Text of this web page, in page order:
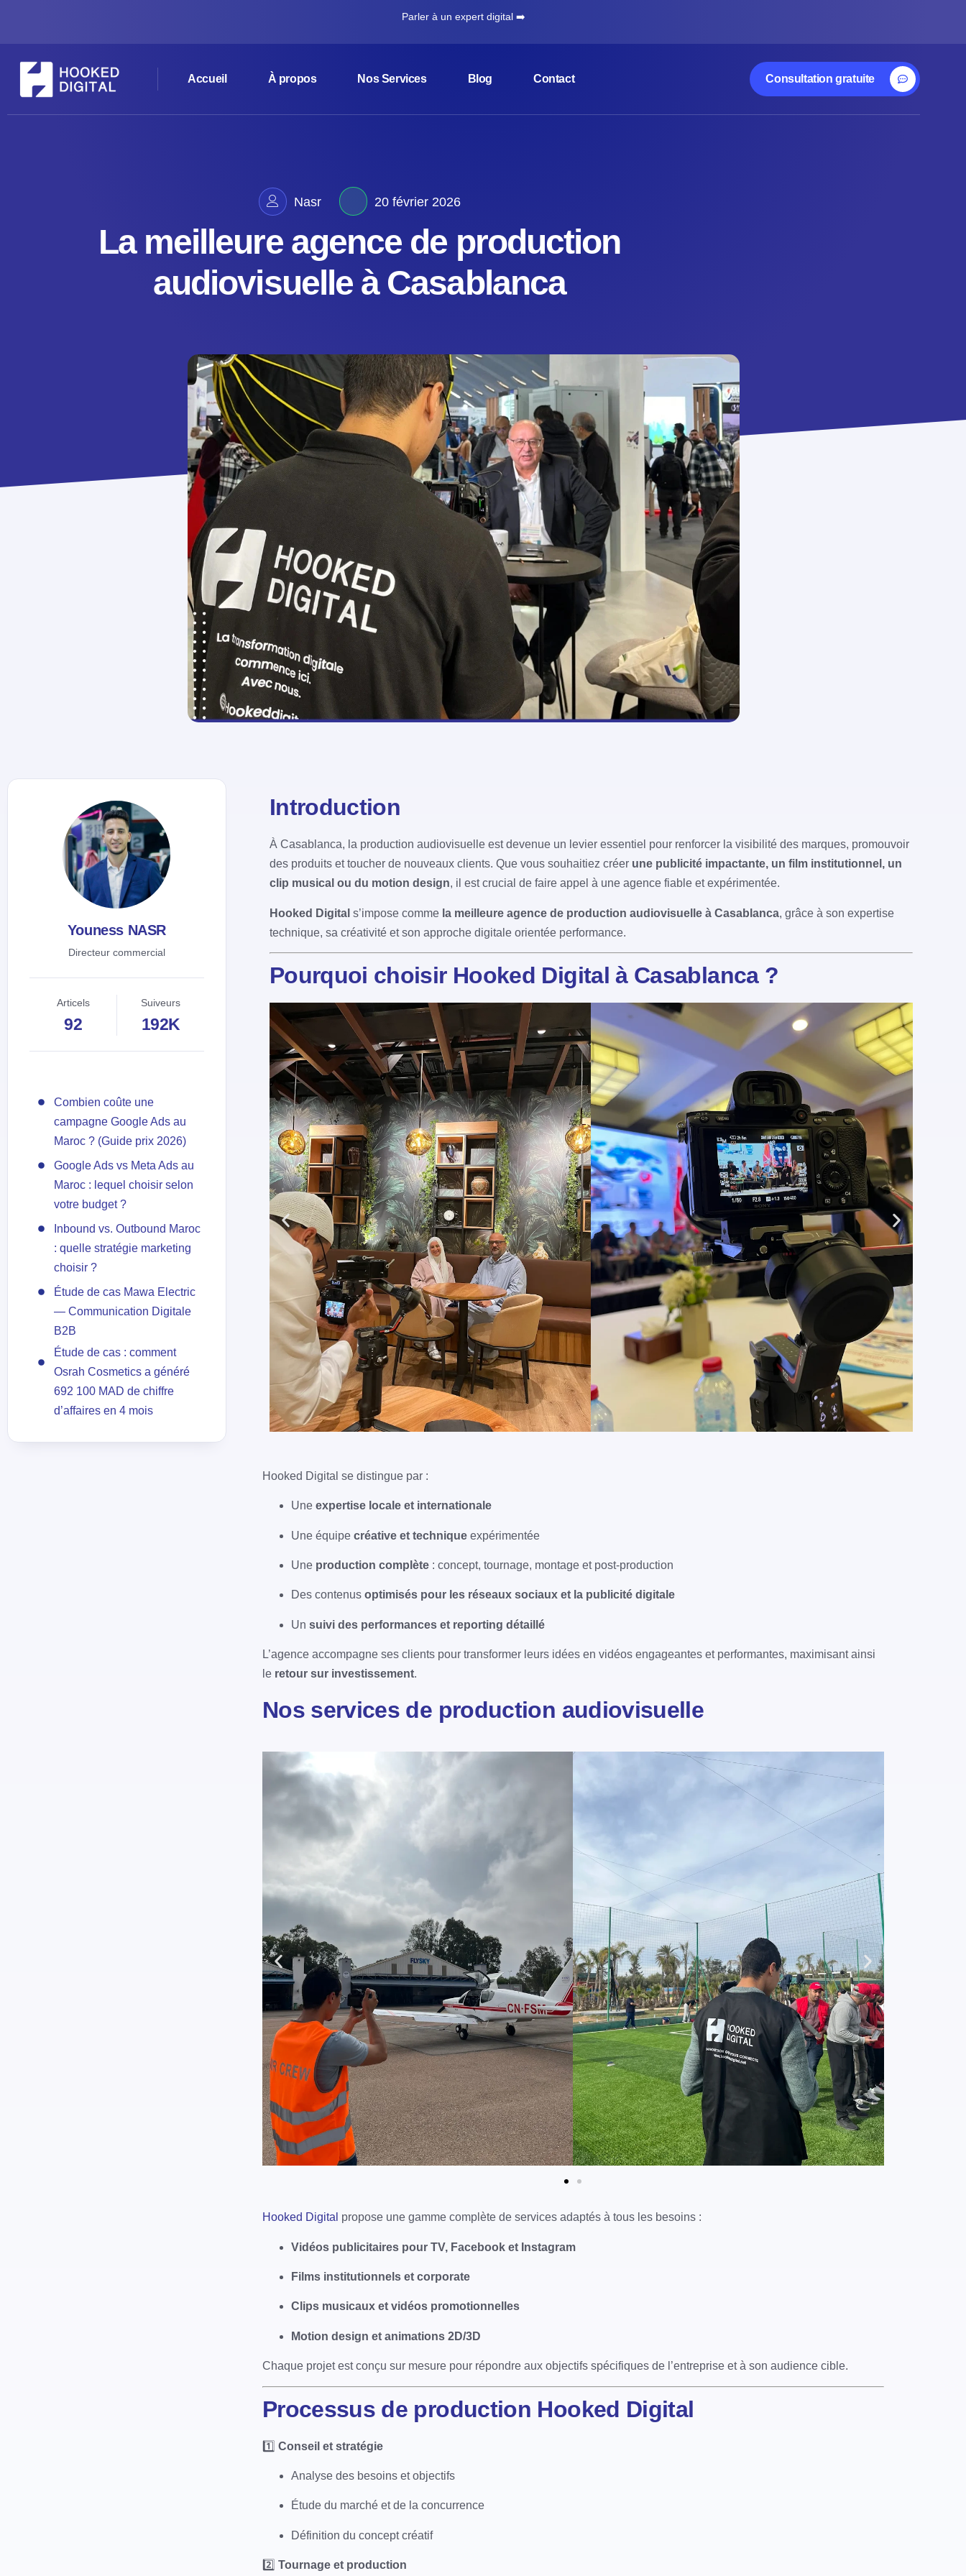
Parler à un expert digital ➡️
Accueil À propos Nos Services Blog Contact Consultation gratuite
Nasr 20 février 2026
La meilleure agence de production
audiovisuelle à Casablanca
Youness NASR
Directeur commercial
Articels
92
Suiveurs
192K
Combien coûte une
campagne Google Ads au
Maroc ? (Guide prix 2026)
Google Ads vs Meta Ads au
Maroc : lequel choisir selon
votre budget ?
Inbound vs. Outbound Maroc
: quelle stratégie marketing
choisir ?
Étude de cas Mawa Electric
— Communication Digitale
B2B
Étude de cas : comment
Osrah Cosmetics a généré
692 100 MAD de chiffre
d’affaires en 4 mois
Introduction
À Casablanca, la production audiovisuelle est devenue un levier essentiel pour renforcer la visibilité des marques, promouvoir
des produits et toucher de nouveaux clients. Que vous souhaitiez créer une publicité impactante, un film institutionnel, un
clip musical ou du motion design, il est crucial de faire appel à une agence fiable et expérimentée.
Hooked Digital s’impose comme la meilleure agence de production audiovisuelle à Casablanca, grâce à son expertise
technique, sa créativité et son approche digitale orientée performance.
Pourquoi choisir Hooked Digital à Casablanca ?
Hooked Digital se distingue par :
Une expertise locale et internationale
Une équipe créative et techniqueexpérimentée
Une production complète: concept, tournage, montage et post-production
Des contenus optimisés pour les réseaux sociaux et la publicité digitale
Un suivi des performances et reporting détaillé
L’agence accompagne ses clients pour transformer leurs idées en vidéos engageantes et performantes, maximisant ainsi
le retour sur investissement.
Nos services de production audiovisuelle
Hooked Digital propose une gamme complète de services adaptés à tous les besoins :
Vidéos publicitaires pour TV, Facebook et Instagram
Films institutionnels et corporate
Clips musicaux et vidéos promotionnelles
Motion design et animations 2D/3D
Chaque projet est conçu sur mesure pour répondre aux objectifs spécifiques de l’entreprise et à son audience cible.
Processus de production Hooked Digital
1️⃣ Conseil et stratégie
Analyse des besoins et objectifs
Étude du marché et de la concurrence
Définition du concept créatif
2️⃣ Tournage et production